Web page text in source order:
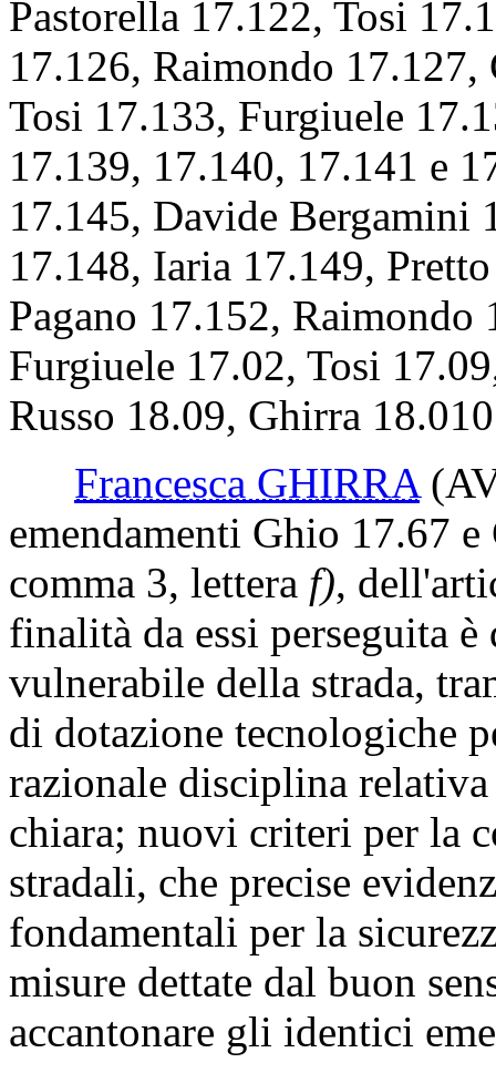
Pastorella 17.122, Tosi
17.126, Raimondo 17.127,
Tosi 17.133, Furgiuele
17.139, 17.140, 17.141 e
17.145, Davide Bergamini
17.148, Iaria 17.149,
Pagano 17.152, Raimondo
Furgiuele 17.02, Tosi
Russo 18.09, Ghirra
Francesca GHIRRA
emendamenti Ghio 17.67
comma 3, lettera f),
finalità da essi perseguita
vulnerabile della strada,
di dotazione tecnologiche
razionale disciplina
chiara; nuovi criteri per la
stradali, che precise
fondamentali per la
misure dettate dal buon
accantonare gli identici